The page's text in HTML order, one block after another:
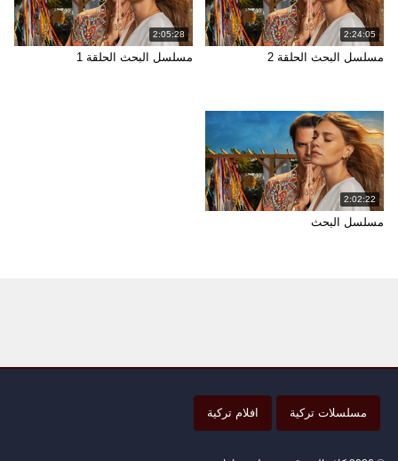
2:24:05
مسلسل البحث الحلقة 2
2:05:28
مسلسل البحث الحلقة 1
2:02:22
مسلسل البحث
مسلسلات تركية افلام تركية